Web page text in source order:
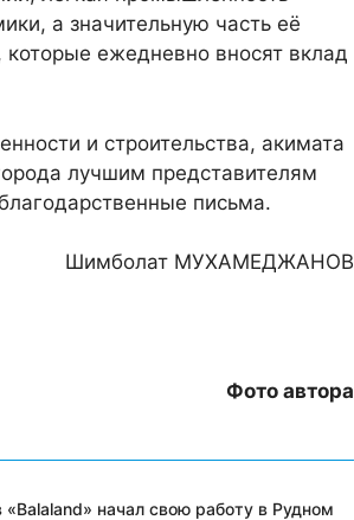
а значительную часть её
ежедневно вносят вклад
и строительства, акимата
лучшим представителям
письма.
Шимболат МУХАМЕДЖАНОВ
Фото автора
начал свою работу в Рудном